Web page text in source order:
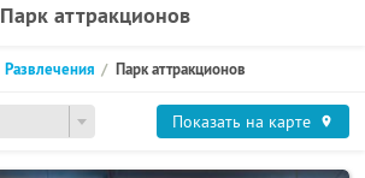
Парк аттракционов
Развлечения Парк аттракционов
Показать на карте